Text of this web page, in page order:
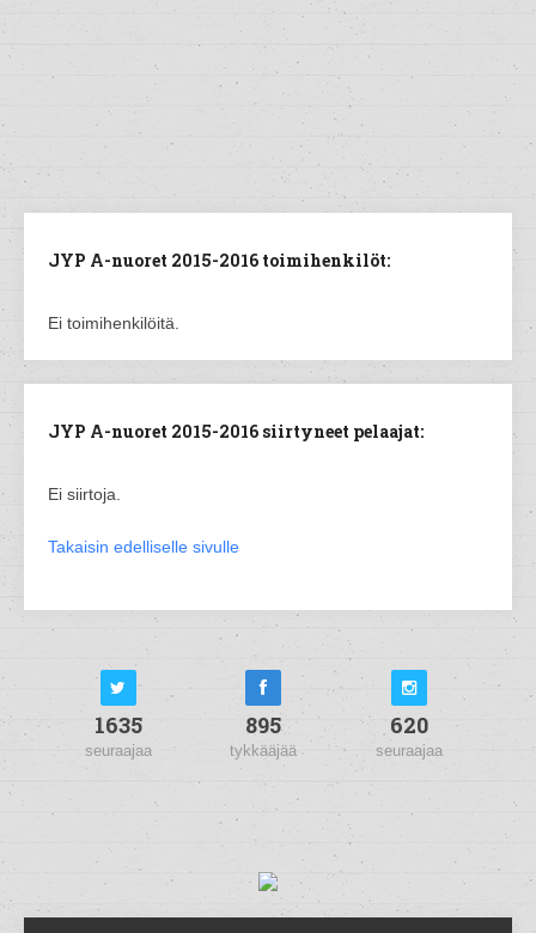
JYP A-nuoret 2015-2016 toimihenkilöt:
Ei toimihenkilöitä.
JYP A-nuoret 2015-2016 siirtyneet pelaajat:
Ei siirtoja.
Takaisin edelliselle sivulle
1635
seuraajaa
895
tykkääjää
620
seuraajaa